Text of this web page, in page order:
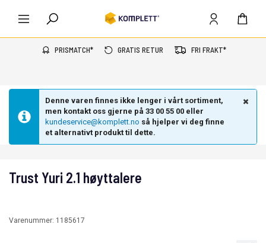
PRISMATCH* GRATIS RETUR FRI FRAKT*
Denne varen finnes ikke lenger i vårt sortiment,
men kontakt oss gjerne på 33 00 55 00 eller
kundeservice@komplett.no så hjelper vi deg finne
et alternativt produkt til dette.
Trust Yuri 2.1 høyttalere
Varenummer: 1185617